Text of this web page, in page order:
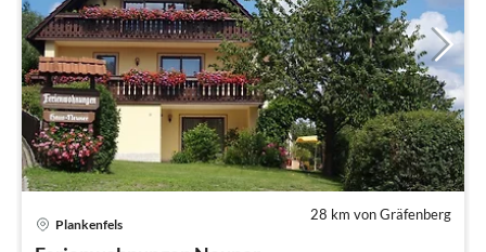
28 km von Gräfenberg
Plankenfels